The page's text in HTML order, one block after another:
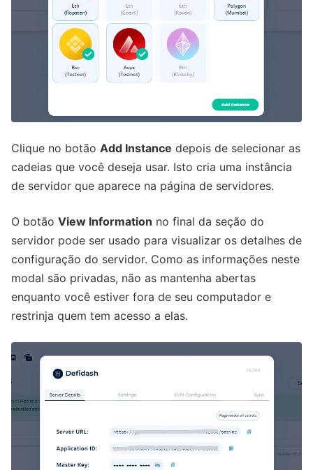
Clique no botão Add Instance depois de selecionar as
cadeias que você deseja usar. Isto cria uma instância
de servidor que aparece na página de servidores.
O botão View Information no final da seção do
servidor pode ser usado para visualizar os detalhes de
configuração do servidor. Como as informações neste
modal são privadas, não as mantenha abertas
enquanto você estiver fora de seu computador e
restrinja quem tem acesso a elas.